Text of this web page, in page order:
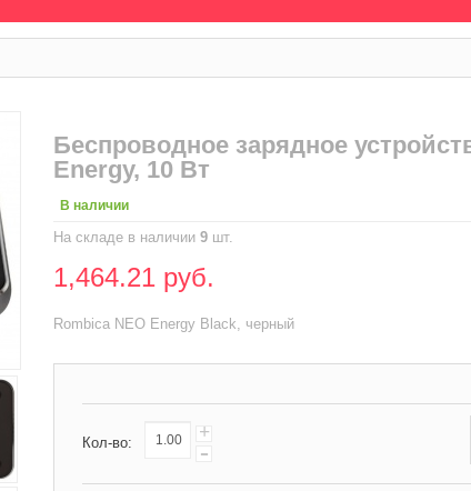
Беспроводное зарядное
Energy, 10 Вт
В наличии
На складе в наличии9 шт.
1,464.21 руб.
Rombica NEO Energy Black, черный
Кол-во: +
-